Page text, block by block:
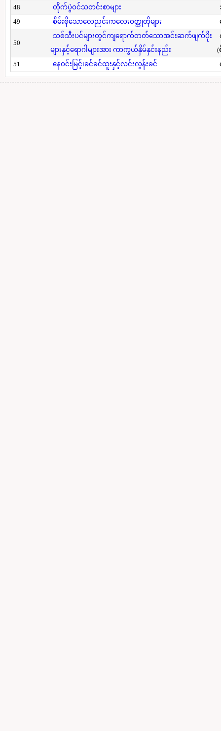
48 တိုက်ပွဲဝင်သတင်းစာများ
49
စိမ်းစိုသောလေညင်းကလေးဝတ္ထုတိုများ
50
သစ်သီးပင်များတွင်ကျရောက်တတ်သောအင်းဆက်ဖျက်ပိုး
များနှင့်ရောဂါများအား ကာကွယ်နှိမ်နှင်းနည်း
(
51
နေဝင်းမြင့်၊ခင်ခင်ထူးနှင့်လင်းလွန်းခင်